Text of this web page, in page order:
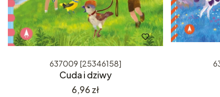
637009 [25346158]
Cuda i dziwy
Cena
6,96 zł